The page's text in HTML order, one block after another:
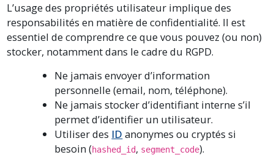
L’usage des propriétés utilisateur implique des
responsabilités en matière de confidentialité. Il est
essentiel de comprendre ce que vous pouvez (ou non)
stocker, notamment dans le cadre du RGPD.
Ne jamais envoyer d’information
personnelle (email, nom, téléphone).
Ne jamais stocker d’identifiant interne s’il
permet d’identifier un utilisateur.
Utiliser des ID anonymes ou cryptés si
besoin (hashed_id, segment_code).